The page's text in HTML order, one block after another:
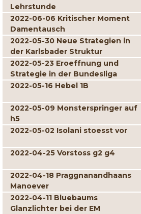
Lehrstunde
2022-06-06 Kritischer Moment
Damentausch
2022-05-30 Neue Strategien in
der Karlsbader Struktur
2022-05-23 Eroeffnung und
Strategie in der Bundesliga
2022-05-16 Hebel 1B
2022-05-09 Monsterspringer auf
h5
2022-05-02 Isolani stoesst vor
2022-04-25 Vorstoss g2 g4
2022-04-18 Praggnanandhaans
Manoever
2022-04-11 Bluebaums
Glanzlichter bei der EM